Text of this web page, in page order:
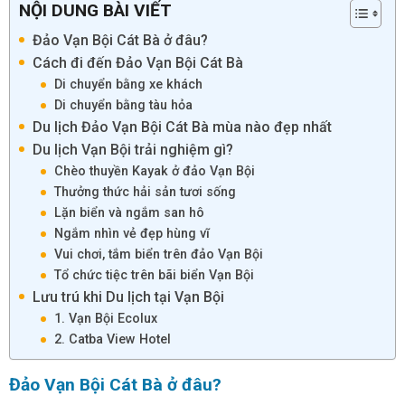
NỘI DUNG BÀI VIẾT
Đảo Vạn Bội Cát Bà ở đâu?
Cách đi đến Đảo Vạn Bội Cát Bà
Di chuyển bằng xe khách
Di chuyển bằng tàu hỏa
Du lịch Đảo Vạn Bội Cát Bà mùa nào đẹp nhất
Du lịch Vạn Bội trải nghiệm gì?
Chèo thuyền Kayak ở đảo Vạn Bội
Thưởng thức hải sản tươi sống
Lặn biển và ngắm san hô
Ngắm nhìn vẻ đẹp hùng vĩ
Vui chơi, tắm biển trên đảo Vạn Bội
Tổ chức tiệc trên bãi biển Vạn Bội
Lưu trú khi Du lịch tại Vạn Bội
1. Vạn Bội Ecolux
2. Catba View Hotel
Đảo Vạn Bội Cát Bà ở đâu?